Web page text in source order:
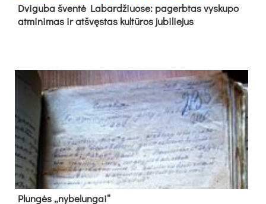
Dvi­gu­ba šven­tė La­bar­džiuo­se: pa­gerb­tas vys­ku­po
at­mi­ni­mas ir at­švęs­tas kul­tū­ros ju­bi­lie­jus
Plun­gės „ny­be­lun­gai“